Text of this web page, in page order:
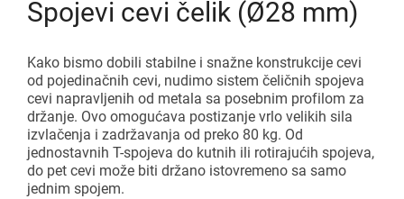
Spojevi cevi čelik (Ø28 mm)
Kako bismo dobili stabilne i snažne konstrukcije cevi
od pojedinačnih cevi, nudimo sistem čeličnih spojeva
cevi napravljenih od metala sa posebnim profilom za
držanje. Ovo omogućava postizanje vrlo velikih sila
izvlačenja i zadržavanja od preko 80 kg. Od
jednostavnih T-spojeva do kutnih ili rotirajućih spojeva,
do pet cevi može biti držano istovremeno sa samo
jednim spojem.